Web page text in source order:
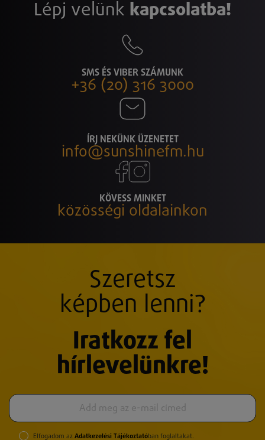
Lépj velünk kapcsolatba!
SMS ÉS VIBER SZÁMUNK
+36 (20) 316 3000
ÍRJ NEKÜNK ÜZENETET
info@sunshinefm.hu
KÖVESS MINKET
közösségi oldalainkon
Szeretsz
képben lenni?
Iratkozz fel
hírlevelünkre!
Elfogadom az Adatkezelési Tájékoztatóban foglaltakat.